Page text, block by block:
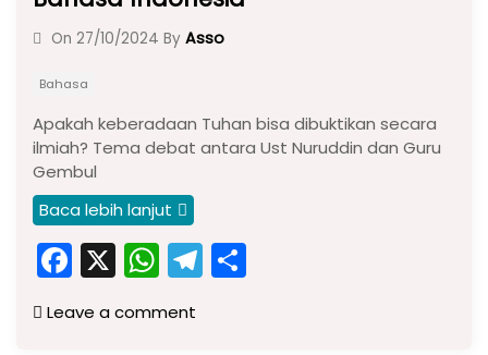
On 27/10/2024 By Asso
Bahasa
Apakah keberadaan Tuhan bisa dibuktikan secara
ilmiah? Tema debat antara Ust Nuruddin dan Guru
Gembul
Baca lebih lanjut
F
a
c
X W
h
a
T
el
Leave a comment